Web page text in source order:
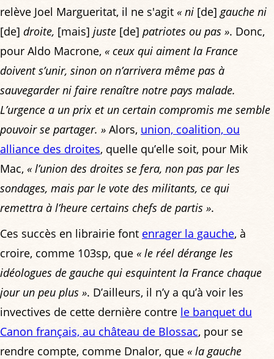
relève Joel Margueritat, il ne s'agit « ni [de]gauche ni
[de] droite, [mais] juste [de] patriotes ou pas ». Donc,
pour Aldo Macrone, « ceux qui aiment la France
doivent s’unir, sinon on n’arrivera même pas à
sauvegarder ni faire renaître notre pays malade.
L’urgence a un prix et un certain compromis me semble
pouvoir se partager. » Alors, union, coalition, ou
alliance des droites, quelle qu’elle soit, pour Mik
Mac, « l’union des droites se fera, non pas par les
sondages, mais par le vote des militants, ce qui
remettra à l’heure certains chefs de partis ».
Ces succès en librairie font enrager la gauche, à
croire, comme 103sp, que « le réel dérange les
idéologues de gauche qui esquintent la France chaque
jour un peu plus ». D’ailleurs, il n’y a qu’à voir les
invectives de cette dernière contre le banquet du
Canon français, au château de Blossac, pour se
rendre compte, comme Dnalor, que « la gauche